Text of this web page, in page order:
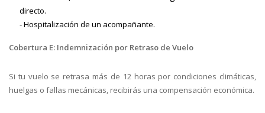
directo.
- Hospitalización de un acompañante.
Cobertura E: Indemnización por Retraso de Vuelo
Si tu vuelo se retrasa más de 12 horas por condiciones climáticas,
huelgas o fallas mecánicas, recibirás una compensación económica.